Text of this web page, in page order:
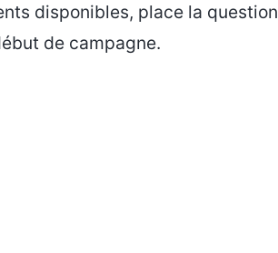
disponibles, place la question
de campagne.